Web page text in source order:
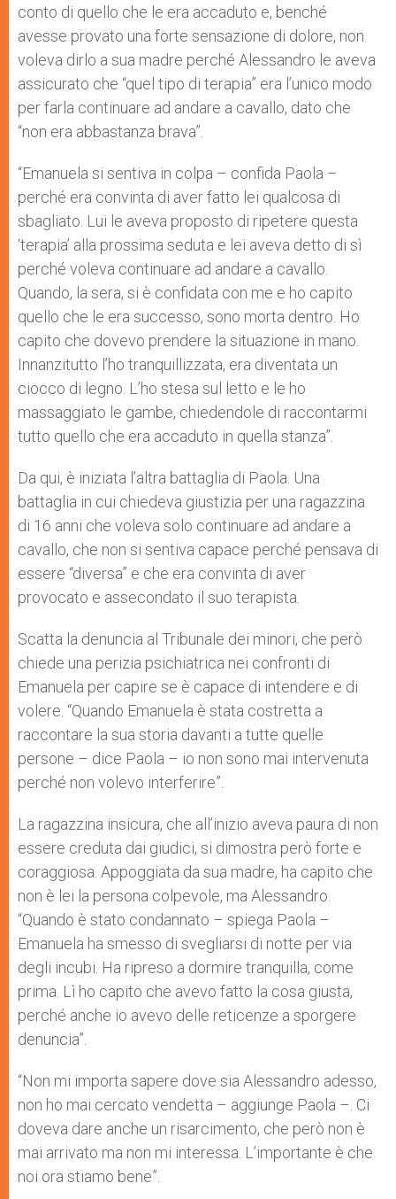
conto di quello che le era accaduto e, benché
avesse provato una forte sensazione di dolore, non
voleva dirlo a sua madre perché Alessandro le aveva
assicurato che “quel tipo di terapia” era l’unico modo
per farla continuare ad andare a cavallo, dato che
“non era abbastanza brava”.
“Emanuela si sentiva in colpa – confida Paola –
perché era convinta di aver fatto lei qualcosa di
sbagliato. Lui le aveva proposto di ripetere questa
‘terapia’ alla prossima seduta e lei aveva detto di sì
perché voleva continuare ad andare a cavallo.
Quando, la sera, si è confidata con me e ho capito
quello che le era successo, sono morta dentro. Ho
capito che dovevo prendere la situazione in mano.
Innanzitutto l’ho tranquillizzata, era diventata un
ciocco di legno. L’ho stesa sul letto e le ho
massaggiato le gambe, chiedendole di raccontarmi
tutto quello che era accaduto in quella stanza”.
Da qui, è iniziata l’altra battaglia di Paola. Una
battaglia in cui chiedeva giustizia per una ragazzina
di 16 anni che voleva solo continuare ad andare a
cavallo, che non si sentiva capace perché pensava di
essere “diversa” e che era convinta di aver
provocato e assecondato il suo terapista.
Scatta la denuncia al Tribunale dei minori, che però
chiede una perizia psichiatrica nei confronti di
Emanuela per capire se è capace di intendere e di
volere. “Quando Emanuela è stata costretta a
raccontare la sua storia davanti a tutte quelle
persone – dice Paola – io non sono mai intervenuta
perché non volevo interferire”.
La ragazzina insicura, che all’inizio aveva paura di non
essere creduta dai giudici, si dimostra però forte e
coraggiosa. Appoggiata da sua madre, ha capito che
non è lei la persona colpevole, ma Alessandro.
“Quando è stato condannato – spiega Paola –
Emanuela ha smesso di svegliarsi di notte per via
degli incubi. Ha ripreso a dormire tranquilla, come
prima. Lì ho capito che avevo fatto la cosa giusta,
perché anche io avevo delle reticenze a sporgere
denuncia”.
“Non mi importa sapere dove sia Alessandro adesso,
non ho mai cercato vendetta – aggiunge Paola –. Ci
doveva dare anche un risarcimento, che però non è
mai arrivato ma non mi interessa. L’importante è che
noi ora stiamo bene”.